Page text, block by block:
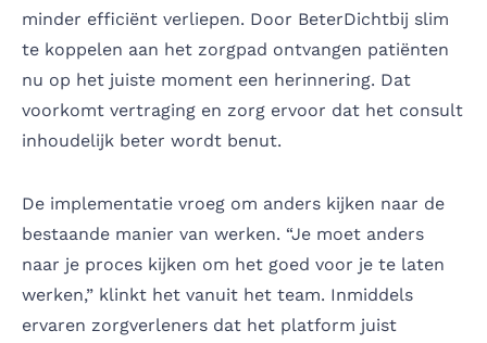
minder efficiënt verliepen. Door BeterDichtbij slim
te koppelen aan het zorgpad ontvangen patiënten
nu op het juiste moment een herinnering. Dat
voorkomt vertraging en zorg ervoor dat het consult
inhoudelijk beter wordt benut.
De implementatie vroeg om anders kijken naar de
bestaande manier van werken. “Je moet anders
naar je proces kijken om het goed voor je te laten
werken,” klinkt het vanuit het team. Inmiddels
ervaren zorgverleners dat het platform juist